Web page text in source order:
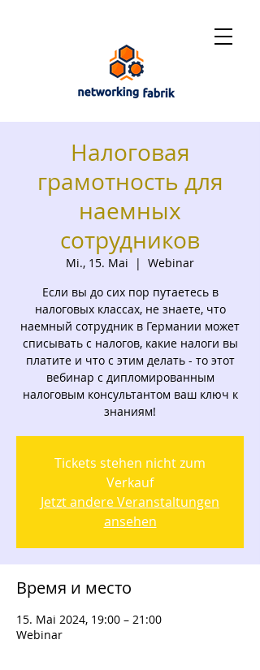
Налоговая
грамотность для
наемных
сотрудников
Mi., 15. Mai
  |
Webinar
Если вы до сих пор путаетесь в
налоговых классах, не знаете, что
наемный сотрудник в Германии может
списывать с налогов, какие налоги вы
платите и что с этим делать - то этот
вебинар с дипломированным
налоговым консультантом ваш ключ к
знаниям!
Tickets stehen nicht zum
Verkauf
Jetzt andere Veranstaltungen
ansehen
Время и место
15. Mai 2024, 19:00 – 21:00
Webinar